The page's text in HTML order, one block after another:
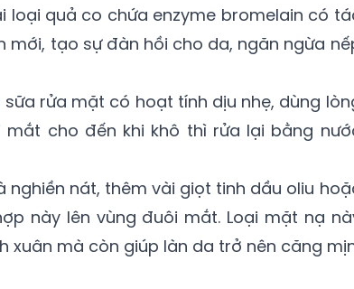
loại quả co chứa enzyme bromelain có
mới, tạo sự đàn hồi cho da, ngăn ngừa
rửa mặt có hoạt tính dịu nhẹ, dùng
cho đến khi khô thì rửa lại bằng
nghiền nát, thêm vài giọt tinh dầu oliu
này lên vùng đuôi mắt. Loại mặt nạ
xuân mà còn giúp làn da trở nên căng